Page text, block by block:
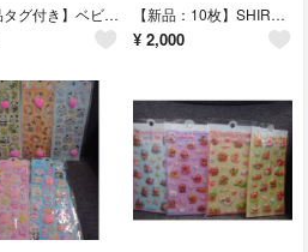
【新品タグ付き】ベビーカバーオール ノースリーブ 花柄刺繍 女の子 70サイズ 【新品：10枚】SHIRORU ぷるるんフェイスマスクプレミアム 5枚×2箱
¥ 2,000